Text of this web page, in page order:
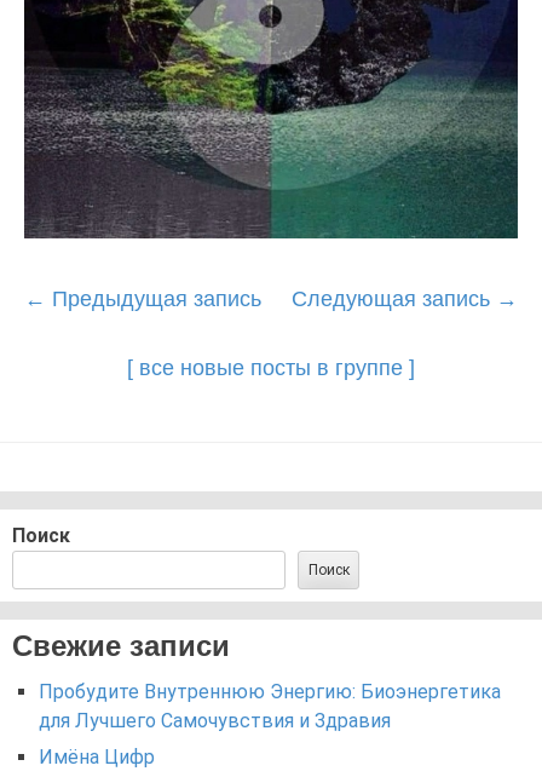
Post
← Предыдущая запись Следующая запись →
[ все новые посты в группе ]
Поиск
Поиск
Свежие записи
Пробудите Внутреннюю Энергию: Биоэнергетика
для Лучшего Самочувствия и Здравия
Имёна Цифр